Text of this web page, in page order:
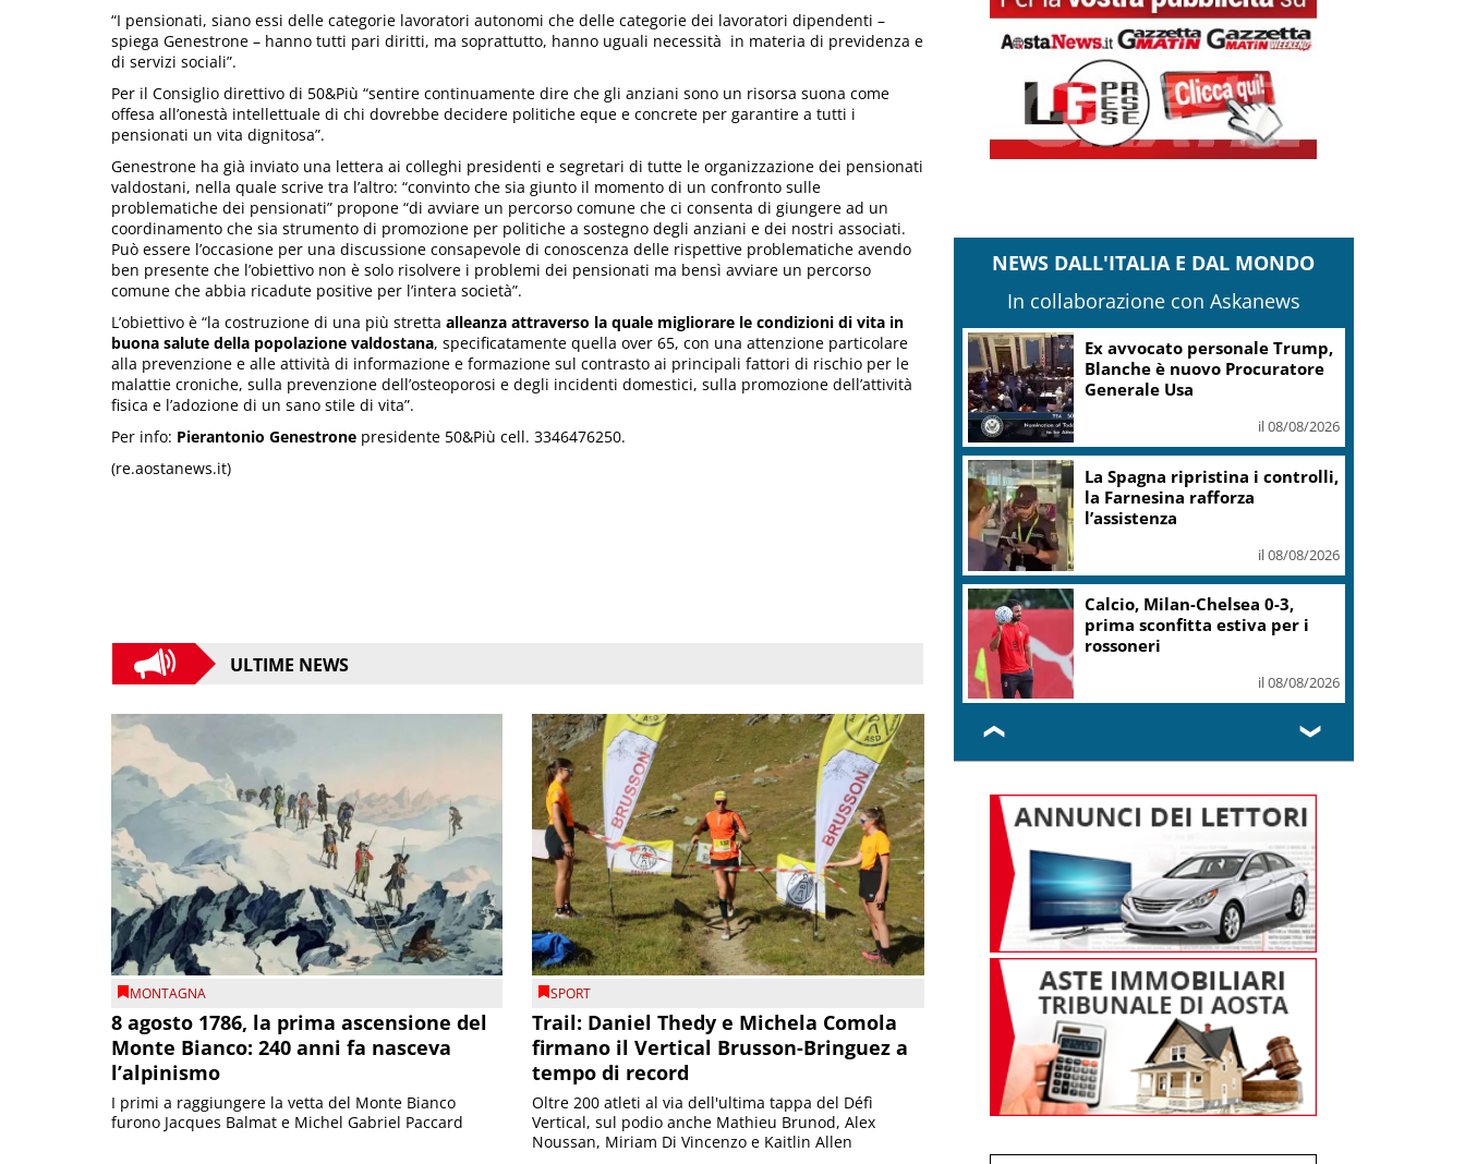
“I pensionati, siano essi delle categorie lavoratori autonomi che delle categorie dei lavoratori dipendenti –
spiega Genestrone – hanno tutti pari diritti, ma soprattutto, hanno uguali necessità in materia di previdenza e
di servizi sociali”.
Per il Consiglio direttivo di 50&Più “sentire continuamente dire che gli anziani sono un risorsa suona come
offesa all’onestà intellettuale di chi dovrebbe decidere politiche eque e concrete per garantire a tutti i
pensionati un vita dignitosa”.
Genestrone ha già inviato una lettera ai colleghi presidenti e segretari di tutte le organizzazione dei pensionati
valdostani, nella quale scrive tra l’altro: “convinto che sia giunto il momento di un confronto sulle
problematiche dei pensionati” propone “di avviare un percorso comune che ci consenta di giungere ad un
coordinamento che sia strumento di promozione per politiche a sostegno degli anziani e dei nostri associati.
Può essere l’occasione per una discussione consapevole di conoscenza delle rispettive problematiche avendo
ben presente che l’obiettivo non è solo risolvere i problemi dei pensionati ma bensì avviare un percorso
comune che abbia ricadute positive per l’intera società”.
L’obiettivo è “la costruzione di una più stretta alleanza attraverso la quale migliorare le condizioni di vita in
buona salute della popolazione valdostana, specificatamente quella over 65, con una attenzione particolare
alla prevenzione e alle attività di informazione e formazione sul contrasto ai principali fattori di rischio per le
malattie croniche, sulla prevenzione dell’osteoporosi e degli incidenti domestici, sulla promozione dell’attività
fisica e l’adozione di un sano stile di vita”.
Per info: Pierantonio Genestrone presidente 50&Più cell. 3346476250.
(re.aostanews.it)
ULTIME NEWS
MONTAGNA
8 agosto 1786, la prima ascensione del
Monte Bianco: 240 anni fa nasceva
l’alpinismo
I primi a raggiungere la vetta del Monte Bianco
furono Jacques Balmat e Michel Gabriel Paccard
SPORT
Trail: Daniel Thedy e Michela Comola
firmano il Vertical Brusson-Bringuez a
tempo di record
Oltre 200 atleti al via dell'ultima tappa del Défì
Vertical, sul podio anche Mathieu Brunod, Alex
Noussan, Miriam Di Vincenzo e Kaitlin Allen
NEWS DALL'ITALIA E DAL MONDO
In collaborazione con Askanews
A Gaza si cerca di sfuggire dal
caldo delle tendopoli andando
al mare
il 08/08/2026
Il vino rosso cambia stagione,
Grassini: d’estate servitelo
fresco
il 08/08/2026
Agricoltura, Zannier: 12 mln sostegno
ricambio generazionale
il 08/08/2026
❮ ❯